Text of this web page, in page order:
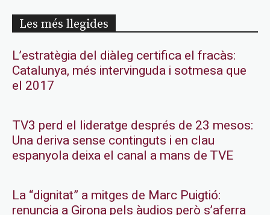
Les més llegides
L’estratègia del diàleg certifica el fracàs:
Catalunya, més intervinguda i sotmesa que
el 2017
TV3 perd el lideratge després de 23 mesos:
Una deriva sense continguts i en clau
espanyola deixa el canal a mans de TVE
La “dignitat” a mitges de Marc Puigtió:
renuncia a Girona pels àudios però s’aferra